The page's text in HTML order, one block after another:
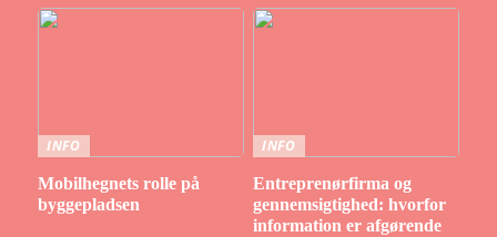
INFO
Mobilhegnets rolle på
byggepladsen
INFO
Entreprenørfirma og
gennemsigtighed: hvorfor
information er afgørende